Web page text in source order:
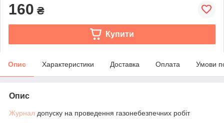
160 ₴
Купити
Опис Характеристики Доставка Оплата Умови
Опис
Журнал допуску на проведення газонебезпечних робіт